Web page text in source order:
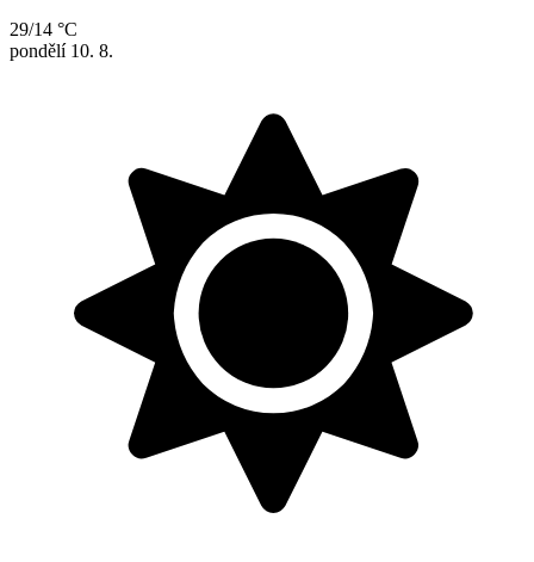
29/14 °C
pondělí 10. 8.